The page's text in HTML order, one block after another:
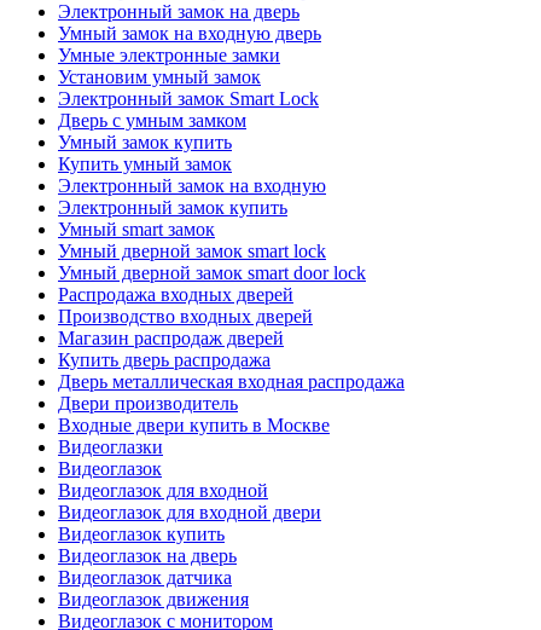
Электронный замок на дверь
Умный замок на входную дверь
Умные электронные замки
Установим умный замок
Электронный замок Smart Lock
Дверь с умным замком
Умный замок купить
Купить умный замок
Электронный замок на входную
Электронный замок купить
Умный smart замок
Умный дверной замок smart lock
Умный дверной замок smart door lock
Распродажа входных дверей
Производство входных дверей
Магазин распродаж дверей
Купить дверь распродажа
Дверь металлическая входная распродажа
Двери производитель
Входные двери купить в Москве
Видеоглазки
Видеоглазок
Видеоглазок для входной
Видеоглазок для входной двери
Видеоглазок купить
Видеоглазок на дверь
Видеоглазок датчика
Видеоглазок движения
Видеоглазок с монитором